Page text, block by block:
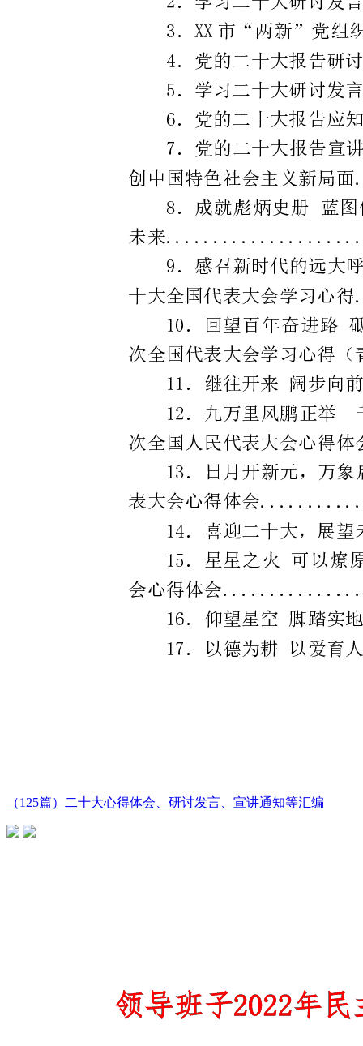
（125篇）二十大心得体会、研讨发言、宣讲通知等汇编